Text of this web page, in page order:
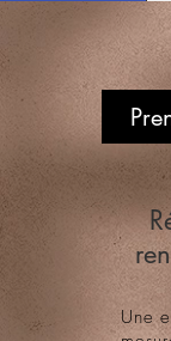
Une